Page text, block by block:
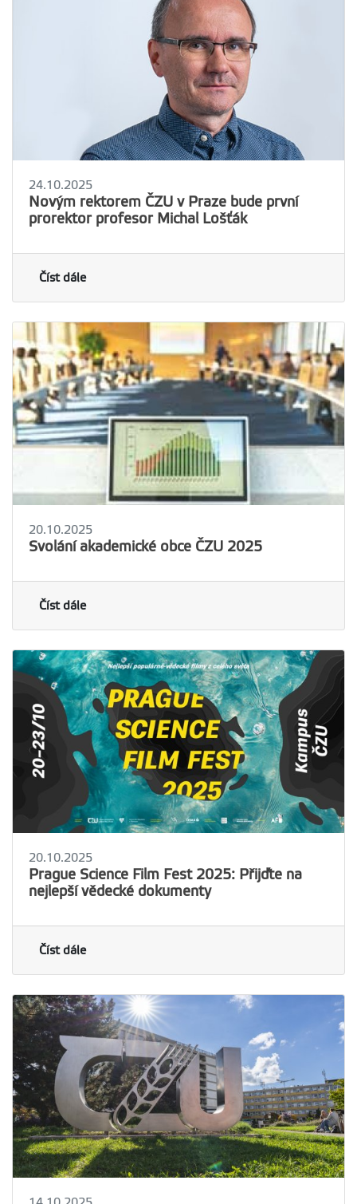
24.10.2025
Novým rektorem ČZU v Praze bude první
prorektor profesor Michal Lošťák
Číst dále
20.10.2025
Svolání akademické obce ČZU 2025
Číst dále
20.10.2025
Prague Science Film Fest 2025: Přijďte na
nejlepší vědecké dokumenty
Číst dále